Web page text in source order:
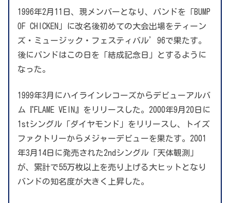
1996年2月11日、現メンバーとなり、バンドを「BUMP
OF CHICKEN」に改名後初めての大会出場をティーン
ズ・ミュージック・フェスティバル’96で果たす。
後にバンドはこの日を「結成記念日」とするように
なった。
1999年3月にハイラインレコーズからデビューアルバ
ム『FLAME VEIN』をリリースした。2000年9月20日に
1stシングル「ダイヤモンド」をリリースし、トイズ
ファクトリーからメジャーデビューを果たす。2001
年3月14日に発売された2ndシングル「天体観測」
が、累計で55万枚以上を売り上げる大ヒットとなり
バンドの知名度が大きく上昇した。